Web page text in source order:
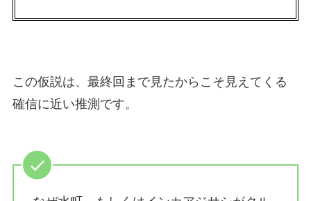
この仮説は、最終回まで見たからこそ見えてくる
確信に近い推測です。